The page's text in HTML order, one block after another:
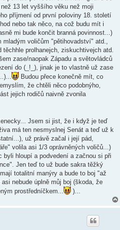
13 let vyššího věku než moji
příjmení od první poloviny 18. století
nebo tak něco, na což budu mít i
mi bude končit branná povinnost...)
voličům "pětihovadství" atd.,
prolhanejch, ziskuchtivejch atd.
zase/naopak Západu a světovládců
do (_!_), jinak je to vlastně už zase
Budou přece konečně mít, co
že chtěli něco podobnýho,
jejich rodičů naivně zvonila
Jsem si jist, že i když je teď
má ten nesmyslnej Senát a teď už k
už právě začal i její pád,
volila asi 1/3 oprávněných voličů...)
hloupí a podvedení a začnou si při
Jen teď to už bude sakra těžký
totalitní manýry a bude to boj "až
nebude úplně můj boj (škoda, že
prostředníčkem...
)...